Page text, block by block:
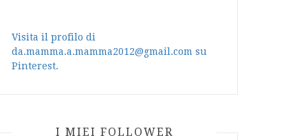
Visita il profilo di
da.mamma.a.mamma2012@gmail.com su
Pinterest.
I MIEI FOLLOWER